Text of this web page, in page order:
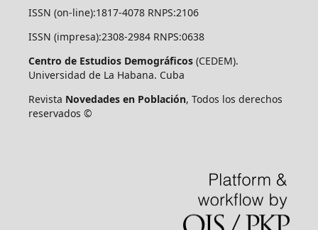
ISSN (on-line):1817-4078 RNPS:2106
ISSN (impresa):2308-2984 RNPS:0638
Centro de Estudios Demográficos(CEDEM).
Universidad de La Habana. Cuba
Revista Novedades en Población, Todos los derechos
reservados ©